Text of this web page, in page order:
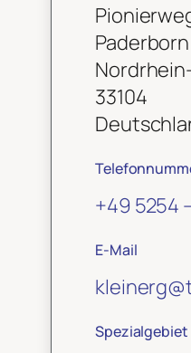
Paderborn
33104
+49 5254
E-Mail
kleinerg@
Spezialgebiet